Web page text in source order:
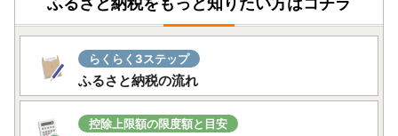
す。
・お客様のご都合によるキャンセル、日付及び時間のご指定
はできかねますので、あらかじめご了承ください。
・万が一、返礼品のお届け時に破損や傷みなどの不具合があ
った場合は、速やかに下記記載の『糸島市ふるさと納税お問
い合わせ窓口』までご連絡ください。
らくらく3ステップ
ふるさと納税の流れ
控除上限額の限度額と目安